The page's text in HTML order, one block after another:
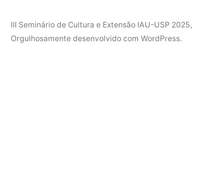
III Seminário de Cultura e Extensão IAU-USP 2025,
Orgulhosamente desenvolvido com WordPress.